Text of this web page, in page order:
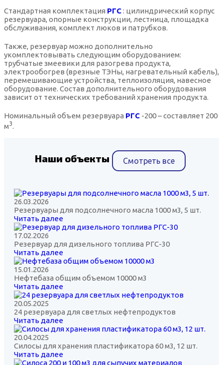
Стандартная комплектация РГС: цилиндрический корпус
резервуара, опорные конструкции, лестница, площадка
обслуживания, комплект люков и патрубков.
Также, резервуар можно дополнительно
укомплектовывать следующим оборудованием:
трубчатые змеевики для разогрева продукта,
электрообогрев (врезные ТЭНы, нагревательный кабель),
перемешивающие устройства, теплоизоляция, навесное
оборудование. Состав дополнительного оборудования
зависит от технических требований хранения продукта.
Номинальный объем резервуара РГС -200 – составляет 200
м3.
Наши объекты Смотреть все
26.03.2026
Резервуары для подсолнечного масла 1000 м3, 5 шт.
Читать далее
17.02.2026
Резервуар для дизельного топлива РГС-30
Читать далее
15.01.2026
Нефтебаза общим объемом 10000 м3
Читать далее
20.05.2025
24 резервуара для светлых нефтепродуктов
Читать далее
20.04.2025
Силосы для хранения пластификатора 60 м3, 12 шт.
Читать далее